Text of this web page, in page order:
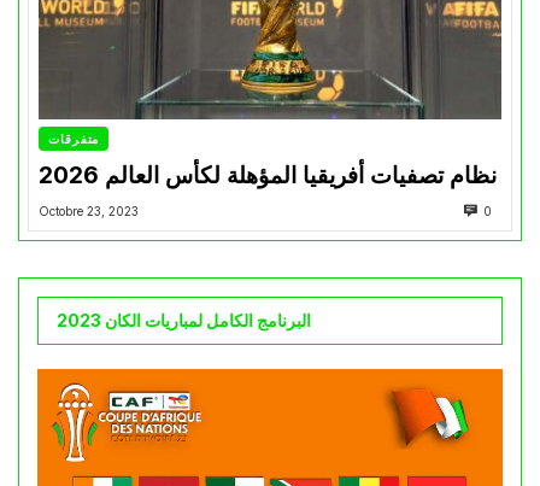
متفرقات
نظام تصفيات أفريقيا المؤهلة لكأس العالم 2026
Octobre 23, 2023 0
البرنامج الكامل لمباريات الكان 2023